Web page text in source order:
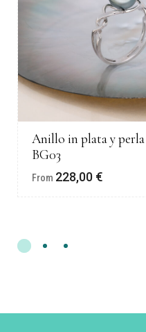
Anillo in plata y
BG03
From 228,00 €